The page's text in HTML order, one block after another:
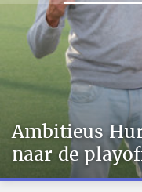
Ambitieus
naar de